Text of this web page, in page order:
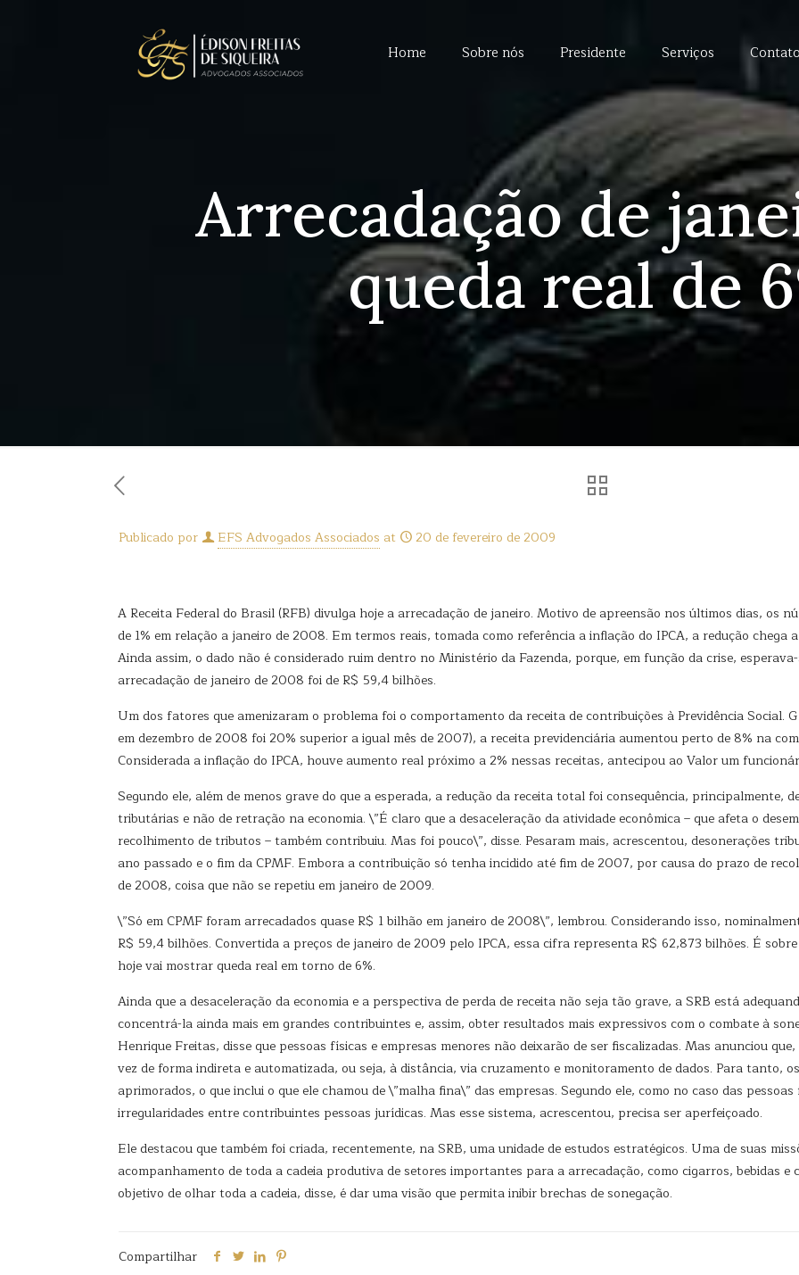
Home Sobre nós Presidente Serviços
Arrecadação de
queda real de
Publicado por EFS Advogados Associados at 20 de fevereiro de 2009
A Receita Federal do Brasil (RFB) divulga hoje a arrecadação de janeiro. Motivo de apreensão nos últimos dias, os
de 1% em relação a janeiro de 2008. Em termos reais, tomada como referência a inflação do IPCA, a redução chega
Ainda assim, o dado não é considerado ruim dentro no Ministério da Fazenda, porque, em função da crise,
arrecadação de janeiro de 2008 foi de R$ 59,4 bilhões.
Um dos fatores que amenizaram o problema foi o comportamento da receita de contribuições à Previdência Social.
em dezembro de 2008 foi 20% superior a igual mês de 2007), a receita previdenciária aumentou perto de 8% na
Considerada a inflação do IPCA, houve aumento real próximo a 2% nessas receitas, antecipou ao Valor um
Segundo ele, além de menos grave do que a esperada, a redução da receita total foi consequência, principalmente,
tributárias e não de retração na economia. \”É claro que a desaceleração da atividade econômica – que afeta o
recolhimento de tributos – também contribuiu. Mas foi pouco\”, disse. Pesaram mais, acrescentou, desonerações
ano passado e o fim da CPMF. Embora a contribuição só tenha incidido até fim de 2007, por causa do prazo de
de 2008, coisa que não se repetiu em janeiro de 2009.
\”Só em CPMF foram arrecadados quase R$ 1 bilhão em janeiro de 2008\”, lembrou. Considerando isso,
R$ 59,4 bilhões. Convertida a preços de janeiro de 2009 pelo IPCA, essa cifra representa R$ 62,873 bilhões. É
hoje vai mostrar queda real em torno de 6%.
Ainda que a desaceleração da economia e a perspectiva de perda de receita não seja tão grave, a SRB está
concentrá-la ainda mais em grandes contribuintes e, assim, obter resultados mais expressivos com o combate à
Henrique Freitas, disse que pessoas físicas e empresas menores não deixarão de ser fiscalizadas. Mas anunciou
vez de forma indireta e automatizada, ou seja, à distância, via cruzamento e monitoramento de dados. Para tanto,
aprimorados, o que inclui o que ele chamou de \”malha fina\” das empresas. Segundo ele, como no caso das
irregularidades entre contribuintes pessoas jurídicas. Mas esse sistema, acrescentou, precisa ser aperfeiçoado.
Ele destacou que também foi criada, recentemente, na SRB, uma unidade de estudos estratégicos. Uma de suas
acompanhamento de toda a cadeia produtiva de setores importantes para a arrecadação, como cigarros, bebidas
objetivo de olhar toda a cadeia, disse, é dar uma visão que permita inibir brechas de sonegação.
Compartilhar